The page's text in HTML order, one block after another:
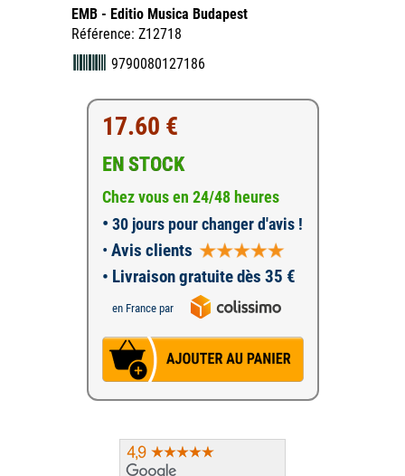
EMB - Editio Musica Budapest
Référence: Z12718
9790080127186
17.60 €
EN STOCK
Chez vous en 24/48 heures
• 30 jours pour changer d'avis !
• Avis clients
• Livraison gratuite dès 35 €
en France par